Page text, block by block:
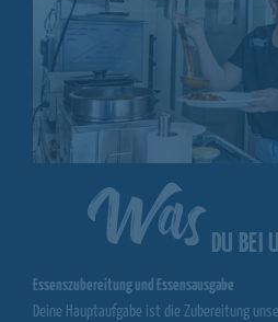
Was DU BEI
Essenszubereitung und Essensausgabe
Deine Hauptaufgabe ist die Zubereitung